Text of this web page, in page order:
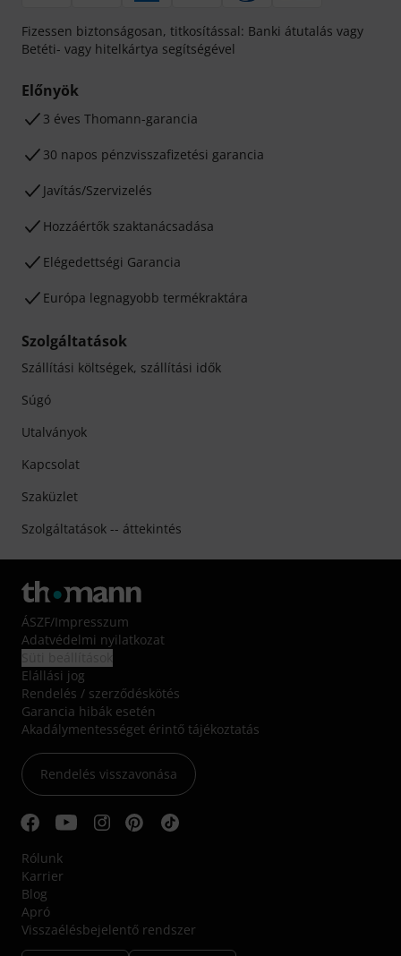
Fizessen biztonságosan, titkosítással: Banki átutalás vagy
Betéti- vagy hitelkártya segítségével
Előnyök
3 éves Thomann-garancia
30 napos pénzvisszafizetési garancia
Javítás/Szervizelés
Hozzáértők szaktanácsadása
Elégedettségi Garancia
Európa legnagyobb termékraktára
Szolgáltatások
Szállítási költségek, szállítási idők
Súgó
Utalványok
Kapcsolat
Szaküzlet
Szolgáltatások -- áttekintés
ÁSZF/Impresszum
Adatvédelmi nyilatkozat
Elállási jog
Rendelés / szerződéskötés
Garancia hibák esetén
Akadálymentességet érintő tájékoztatás
Rendelés visszavonása
Rólunk
Karrier
Blog
Apró
Visszaélésbejelentő rendszer